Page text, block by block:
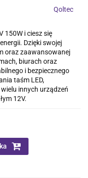
Qoltec
150W i ciesz się
Dzięki swojej
oraz zaawansowanej
biurach oraz
i bezpiecznego
taśm LED,
innych urządzeń
12V.